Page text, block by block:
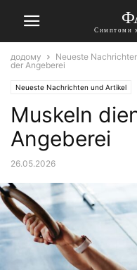
Симптоми
додому Neueste
der Angeberei
Neueste Nachrichten und Artikel
Muskeln
Angeberei
26.05.2026